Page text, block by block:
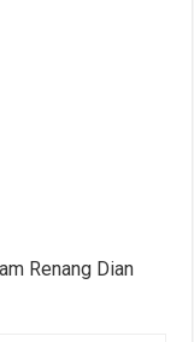
Renang Dian